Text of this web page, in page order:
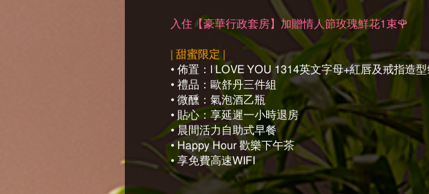
入住【豪華行政套房】加贈情人節玫瑰鮮花1束🌹
| 甜蜜限定 |
• 佈置：l LOVE YOU 1314英文字母+紅唇及戒指造
• 禮品：歐舒丹三件組
• 微醺：氣泡酒乙瓶
• 貼心：享延遲一小時退房
• 晨間活力自助式早餐
• Happy Hour 歡樂下午茶
• 享免費高速WIFI